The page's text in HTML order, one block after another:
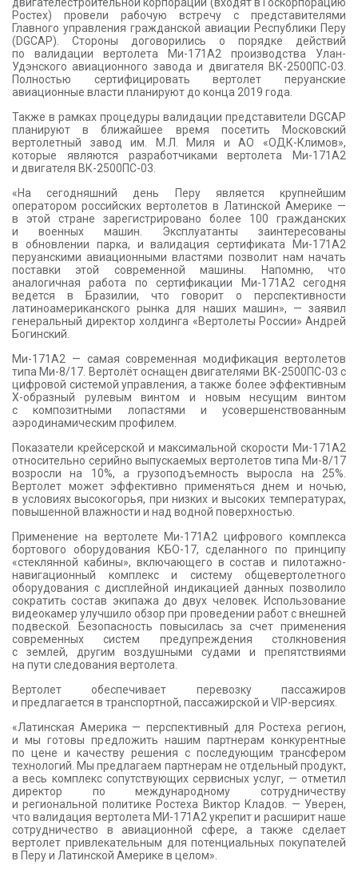
КОНТАКТЫ
Ростех) провели рабочую встречу с представителями
Главного управления гражданской авиации Республики Перу
(DGCAP). Стороны договорились о порядке действий
по валидации вертолета Ми-171А2 производства Улан-
Удэнского авиационного завода и двигателя ВК-2500ПС-03.
Полностью сертифицировать вертолет перуанские
авиационные власти планируют до конца 2019 года.
Также в рамках процедуры валидации представители DGCAP
планируют в ближайшее время посетить Московский
вертолетный завод им. М.Л. Миля и АО «ОДК-Климов»,
которые являются разработчиками вертолета Ми-171А2
и двигателя ВК-2500ПС-03.
«На сегодняшний день Перу является крупнейшим
оператором российских вертолетов в Латинской Америке —
в этой стране зарегистрировано более 100 гражданских
и военных машин. Эксплуатанты заинтересованы
в обновлении парка, и валидация сертификата Ми-171А2
перуанскими авиационными властями позволит нам начать
поставки этой современной машины. Напомню, что
аналогичная работа по сертификации Ми-171А2 сегодня
ведется в Бразилии, что говорит о перспективности
латиноамериканского рынка для наших машин», — заявил
генеральный директор холдинга «Вертолеты России» Андрей
Богинский.
Ми-171А2 — самая современная модификация вертолетов
типа Ми-8/17. Вертолёт оснащен двигателями ВК-2500ПС-03 с
цифровой системой управления, а также более эффективным
Х-образный рулевым винтом и новым несущим винтом
с композитными лопастями и усовершенствованным
аэродинамическим профилем.
Показатели крейсерской и максимальной скорости Ми-171А2
относительно серийно выпускаемых вертолетов типа Ми-8/17
возросли на 10%, а грузоподъемность выросла на 25%.
Вертолет может эффективно применяться днем и ночью,
в условиях высокогорья, при низких и высоких температурах,
повышенной влажности и над водной поверхностью.
Применение на вертолете Ми-171А2 цифрового комплекса
бортового оборудования КБО-17, сделанного по принципу
«стеклянной кабины», включающего в состав и пилотажно-
навигационный комплекс и систему общевертолетного
оборудования с дисплейной индикацией данных позволило
сократить состав экипажа до двух человек. Использование
видеокамер улучшило обзор при проведении работ с внешней
подвеской. Безопасность повысилась за счет применения
современных систем предупреждения столкновения
с землей, другим воздушными судами и препятствиями
на пути следования вертолета.
Вертолет обеспечивает перевозку пассажиров
и предлагается в транспортной, пассажирской и VIP-версиях.
«Латинская Америка — перспективный для Ростеха регион,
и мы готовы предложить нашим партнерам конкурентные
по цене и качеству решения с последующим трансфером
технологий. Мы предлагаем партнерам не отдельный продукт,
а весь комплекс сопутствующих сервисных услуг, — отметил
директор по международному сотрудничеству
и региональной политике Ростеха Виктор Кладов. — Уверен,
что валидация вертолета МИ-171А2 укрепит и расширит наше
сотрудничество в авиационной сфере, а также сделает
вертолет привлекательным для потенциальных покупателей
в Перу и Латинской Америке в целом».